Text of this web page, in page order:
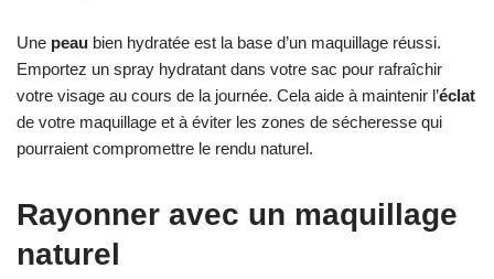
Une peau bien hydratée est la base d’un maquillage réussi.
Emportez un spray hydratant dans votre sac pour rafraîchir
votre visage au cours de la journée. Cela aide à maintenir l’éclat
de votre maquillage et à éviter les zones de sécheresse qui
pourraient compromettre le rendu naturel.
Rayonner avec un maquillage
naturel